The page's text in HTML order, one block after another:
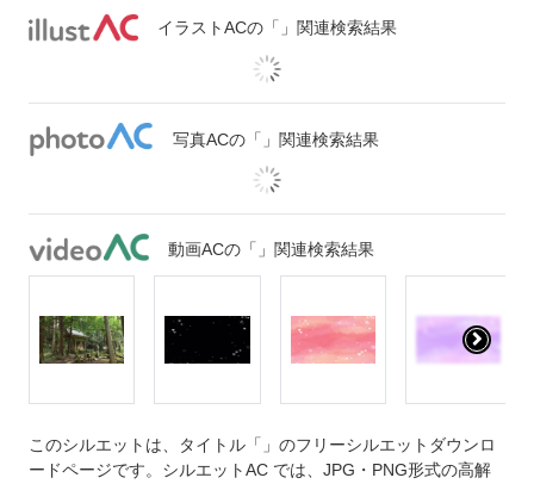
イラストACの「」関連検索結果
写真ACの「」関連検索結果
動画ACの「」関連検索結果
このシルエットは、タイトル「」のフリーシルエットダウンロ
ードページです。シルエットAC では、JPG・PNG形式の高解